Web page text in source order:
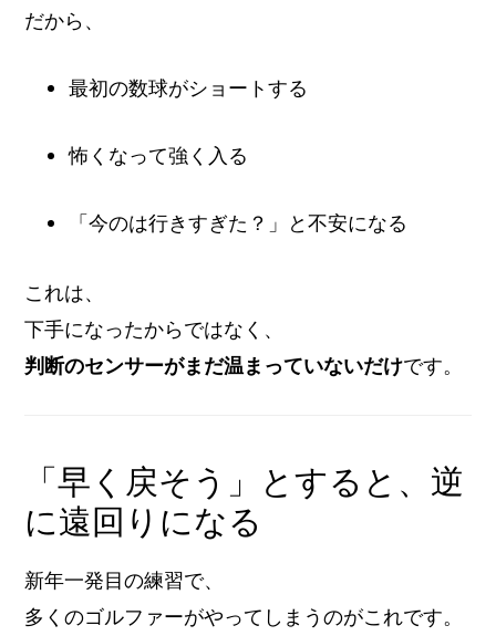
だから、
最初の数球がショートする
怖くなって強く入る
「今のは行きすぎた？」と不安になる
これは、
下手になったからではなく、
判断のセンサーがまだ温まっていないだけです。
「早く戻そう」とすると、逆
に遠回りになる
新年一発目の練習で、
多くのゴルファーがやってしまうのがこれです。